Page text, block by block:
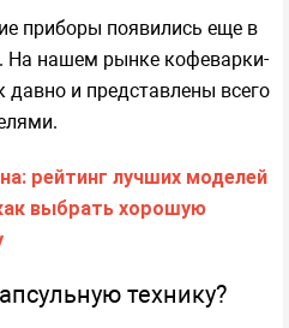
приборы появились еще в
На нашем рынке кофеварки-
давно и представлены всего
технику?